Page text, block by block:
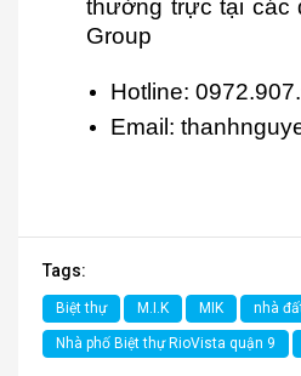
thường trực tại các
Group
Hotline:
Email:
Tags:
Biệt thự M.I.K MIK nhà
Nhà phố Biệt thự RioVista quận 9